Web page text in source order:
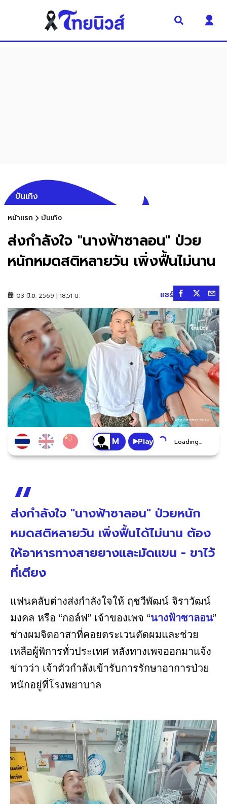
บันเทิง
หน้าแรก บันเทิง
ส่งกำลังใจ "นางฟ้าซาลอน" ป่วย
หนักหมดสติหลายวัน เพิ่งฟื้นไม่นาน
03 มิ.ย. 2569 | 18:51 น. แชร์
Play Loading...
ส่งกำลังใจ "นางฟ้าซาลอน" ป่วยหนัก
หมดสติหลายวัน เพิ่งฟื้นได้ไม่นาน ต้อง
ให้อาหารทางสายยางและมัดแขน - ขาไว้
ที่เตียง
แฟนคลับต่างส่งกำลังใจให้ ฤชวีพัฒน์ จิราวัฒน์
มงคล หรือ “กอล์ฟ” เจ้าของเพจ “นางฟ้าซาลอน”
ช่างผมจิตอาสาที่คอยตระเวนตัดผมและช่วย
เหลือผู้พิการทั่วประเทศ หลังทางเพจออกมาแจ้ง
ข่าวว่า เจ้าตัวกำลังเข้ารับการรักษาอาการป่วย
หนักอยู่ที่โรงพยาบาล